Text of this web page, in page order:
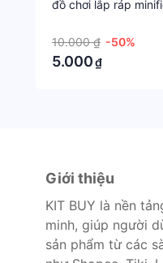
đồ chơi lắp ráp
10.000 ₫ -50%
5.000₫
Giới thiệu
KIT BUY là nền
minh, giúp người
sản phẩm từ các